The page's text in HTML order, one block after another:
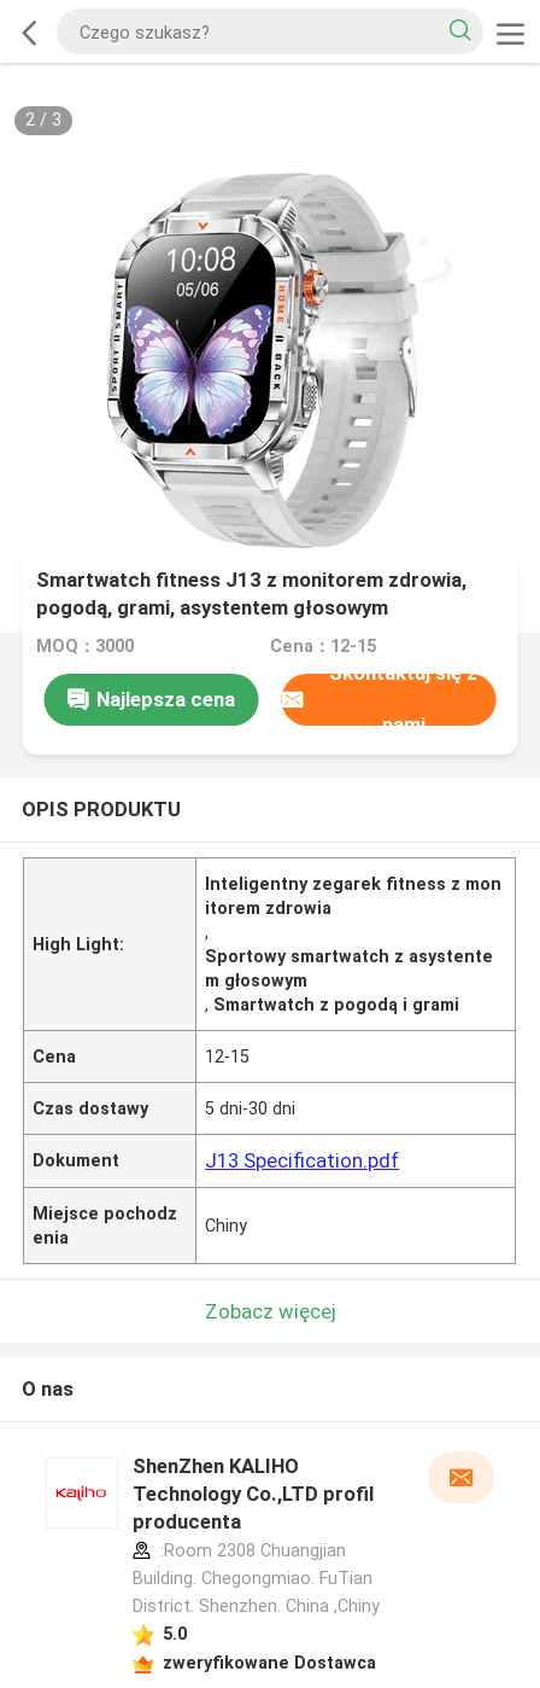
2/ 3
Smartwatch fitness J13 z monitorem zdrowia,
pogodą, grami, asystentem głosowym
MOQ：3000 Cena：12-15
Najlepsza cena
Skontaktuj się z
nami
OPIS PRODUKTU
High Light:
Inteligentny zegarek fitness z mon
itorem zdrowia
,
Sportowy smartwatch z asystente
m głosowym
, Smartwatch z pogodą i grami
Cena 12-15
Czas dostawy 5 dni-30 dni
Dokument J13 Specification.pdf
Miejsce pochodz
enia
Chiny
Zobacz więcej
O nas
ShenZhen KALIHO
Technology Co.,LTD profil
producenta
:Room 2308 Chuangjian
Building. Chegongmiao. FuTian
District. Shenzhen. China ,Chiny
5.0
zweryfikowane Dostawca